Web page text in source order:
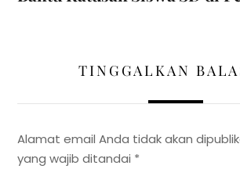
TINGGALKAN
Alamat email Anda tidak akan
yang wajib ditandai *